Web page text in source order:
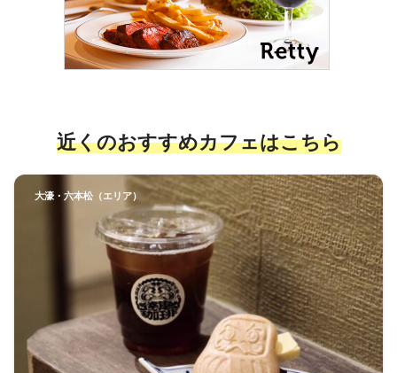
近くのおすすめカフェはこちら
大濠・六本松（エリア）